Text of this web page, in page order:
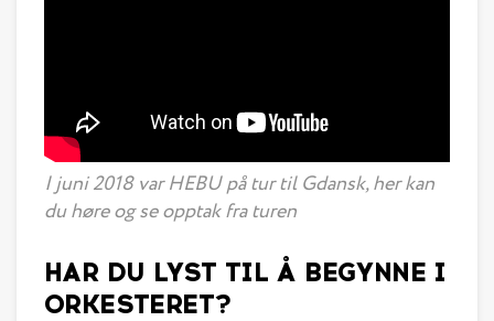
I juni 2018 var HEBU på tur til Gdansk, her kan
du høre og se opptak fra turen
HAR DU LYST TIL Å BEGYNNE I
ORKESTERET?